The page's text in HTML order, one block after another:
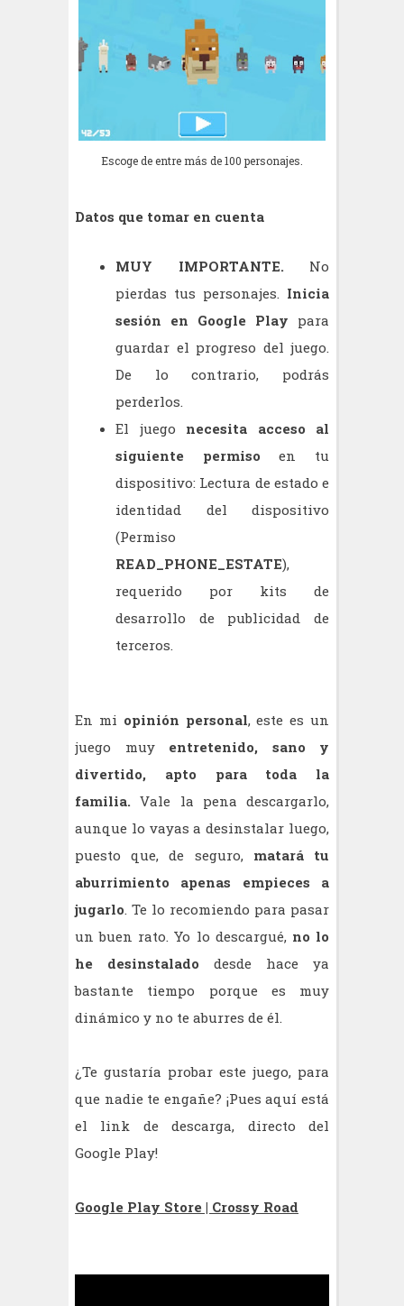
Escoge de entre más de 100 personajes.
Datos que tomar en cuenta
MUY IMPORTANTE.No
pierdas tus personajes. Inicia
sesión en Google Play para
guardar el progreso del juego.
De lo contrario, podrás
perderlos.
El juego necesita acceso al
siguiente permiso en tu
dispositivo: Lectura de estado e
identidad del dispositivo
(Permiso
READ_PHONE_ESTATE),
requerido por kits de
desarrollo de publicidad de
terceros.
En mi opinión personal, este es un
juego muy entretenido, sano y
divertido, apto para toda la
familia.Vale la pena descargarlo,
aunque lo vayas a desinstalar luego,
puesto que, de seguro, matará tu
aburrimiento apenas empieces a
jugarlo . Te lo recomiendo para pasar
un buen rato. Yo lo descargué, no lo
he desinstalado desde hace ya
bastante tiempo porque es muy
dinámico y no te aburres de él.
¿Te gustaría probar este juego, para
que nadie te engañe? ¡Pues aquí está
el link de descarga, directo del
Google Play!
Google Play Store | Crossy Road